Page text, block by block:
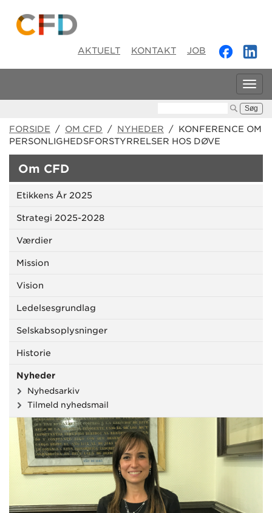
AKTUELT KONTAKT JOB
FORSIDE / OM CFD / NYHEDER / KONFERENCE OM
PERSONLIGHEDSFORSTYRRELSER HOS DØVE
Om CFD
Etikkens År 2025
Strategi 2025-2028
Værdier
Mission
Vision
Ledelsesgrundlag
Selskabsoplysninger
Historie
Nyheder
Nyhedsarkiv
Tilmeld nyhedsmail